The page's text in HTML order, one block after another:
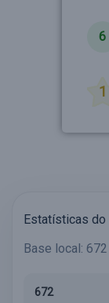
6
1
Estatísticas do
Base local:
672